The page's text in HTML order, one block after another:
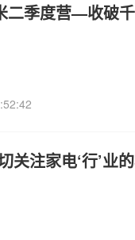
季度营—收破
关注家电‘行’业